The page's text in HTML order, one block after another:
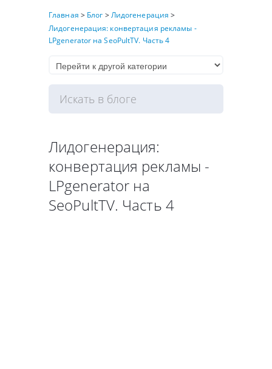
Главная > Блог >Лидогенерация >
Лидогенерация: конвертация рекламы -
LPgenerator на SeoPultTV. Часть 4
Лидогенерация:
конвертация рекламы -
LPgenerator на
SeoPultTV. Часть 4